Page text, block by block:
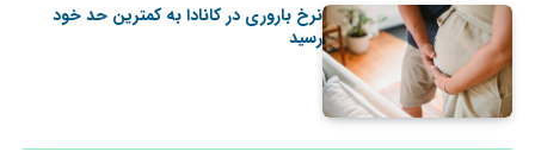
نرخ باروری در کانادا به کمترین حد خود
رسید